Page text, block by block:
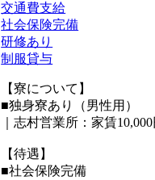
交通費支給
社会保険完備
研修あり
制服貸与
【寮について】
■独身寮あり（男性用）
｜志村営業所：家賃
【待遇】
■社会保険完備